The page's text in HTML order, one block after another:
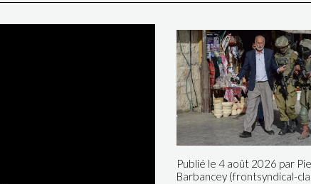
Publié le 4 août 2026 par
Barbancey (frontsyndical-